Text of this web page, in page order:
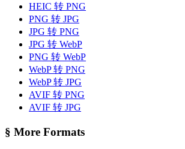
HEIC 转 PNG
PNG 转 JPG
JPG 转 PNG
JPG 转 WebP
PNG 转 WebP
WebP 转 PNG
WebP 转 JPG
AVIF 转 PNG
AVIF 转 JPG
§ More Formats